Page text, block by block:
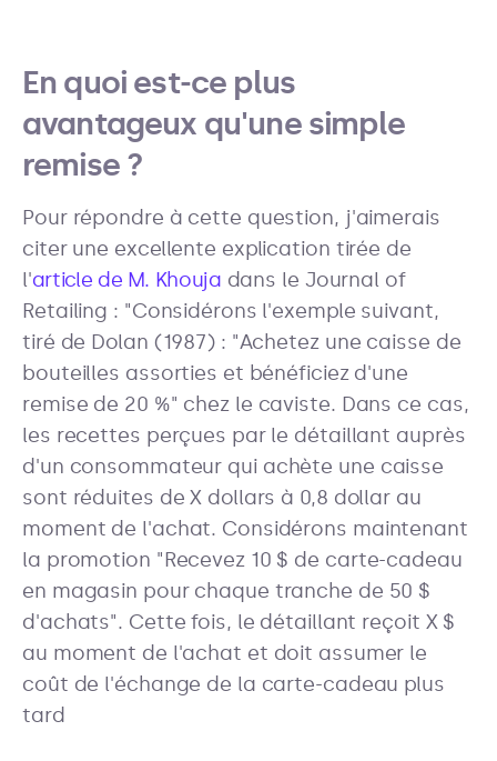
En quoi est-ce plus
avantageux qu'une simple
remise ?
Pour répondre à cette question, j'aimerais
citer une excellente explication tirée de
l'article de M. Khouja dans le Journal of
Retailing : "Considérons l'exemple suivant,
tiré de Dolan (1987) : "Achetez une caisse de
bouteilles assorties et bénéficiez d'une
remise de 20 %" chez le caviste. Dans ce cas,
les recettes perçues par le détaillant auprès
d'un consommateur qui achète une caisse
sont réduites de X dollars à 0,8 dollar au
moment de l'achat. Considérons maintenant
la promotion "Recevez 10 $ de carte-cadeau
en magasin pour chaque tranche de 50 $
d'achats". Cette fois, le détaillant reçoit X $
au moment de l'achat et doit assumer le
coût de l'échange de la carte-cadeau plus
tard